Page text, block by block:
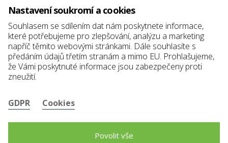
+420 575 571 000
@
elkoplast@elkoplast.cz
Štefánikova 2664
760 01 Zlín
IČ: 25347942
DIČ: CZ25347942
Nastavení soukromí a cookies
Souhlasem se sdílením dat nám poskytnete informace,
které potřebujeme pro zlepšování, analýzu a marketing
napříč těmito webovými stránkami. Dále souhlasíte s
předáním údajů třetím stranám a mimo EU. Prohlašujeme,
že Vámi poskytnuté informace jsou zabezpečeny proti
zneužití.
GDPR Cookies
Povolit vše